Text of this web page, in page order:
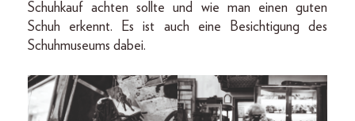
Schuhkauf achten sollte und wie man einen guten
Schuh erkennt. Es ist auch eine Besichtigung des
Schuhmuseums dabei.